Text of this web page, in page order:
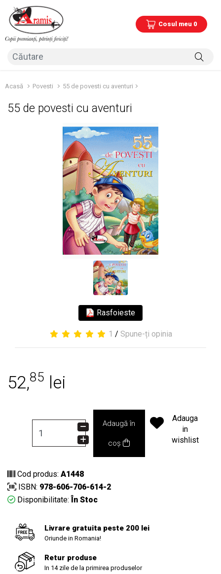
Cosul meu 0
Acasă Povesti 55 de povesti cu aventuri
55 de povesti cu aventuri
Rasfoieste
1 / Spune-ți opinia
52,85 lei
Adaugă în
coș
Adauga
in
wishlist
Cod produs: A1448
ISBN: 978-606-706-614-2
Disponibilitate: În Stoc
Livrare gratuita peste 200 lei
Oriunde in Romania!
Retur produse
In 14 zile de la primirea produselor